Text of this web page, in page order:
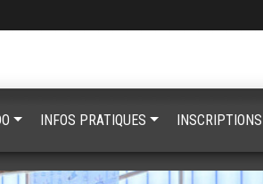
INFOS PRATIQUES INSCRIPTIONS